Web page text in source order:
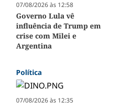
07/08/2026 às 12:58
Governo Lula vê
influência de Trump em
crise com Milei e
Argentina
Política
07/08/2026 às 12:35